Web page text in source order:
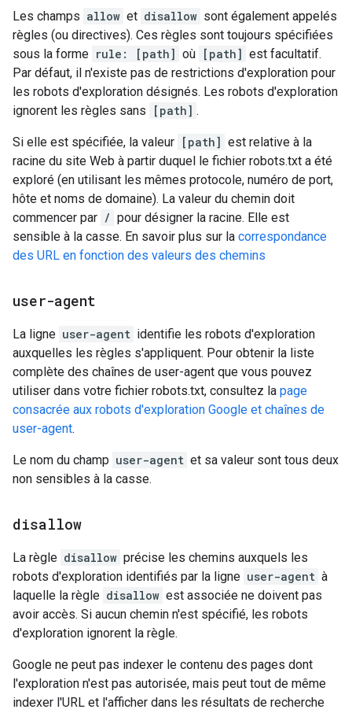
Les champs allow et disallow sont également appelés
règles (ou directives). Ces règles sont toujours spécifiées
sous la forme rule: [path] où [path] est facultatif.
Par défaut, il n'existe pas de restrictions d'exploration pour
les robots d'exploration désignés. Les robots d'exploration
ignorent les règles sans
[path] .
Si elle est spécifiée, la valeur [path] est relative à la
racine du site Web à partir duquel le fichier robots.txt a été
exploré (en utilisant les mêmes protocole, numéro de port,
hôte et noms de domaine). La valeur du chemin doit
commencer par / pour désigner la racine. Elle est
sensible à la casse. En savoir plus sur la correspondance
des URL en fonction des valeurs des chemins
user-agent
La ligne user-agent identifie les robots d'exploration
auxquelles les règles s'appliquent. Pour obtenir la liste
complète des chaînes de user-agent que vous pouvez
utiliser dans votre fichier robots.txt, consultez la page
consacrée aux robots d'exploration Google et chaînes de
user-agent.
Le nom du champ user-agent et sa valeur sont tous deux
non sensibles à la casse.
disallow
La règle disallow précise les chemins auxquels les
robots d'exploration identifiés par la ligne user-agent à
laquelle la règle disallow est associée ne doivent pas
avoir accès. Si aucun chemin n'est spécifié, les robots
d'exploration ignorent la règle.
Google ne peut pas indexer le contenu des pages dont
l'exploration n'est pas autorisée, mais peut tout de même
indexer l'URL et l'afficher dans les résultats de recherche